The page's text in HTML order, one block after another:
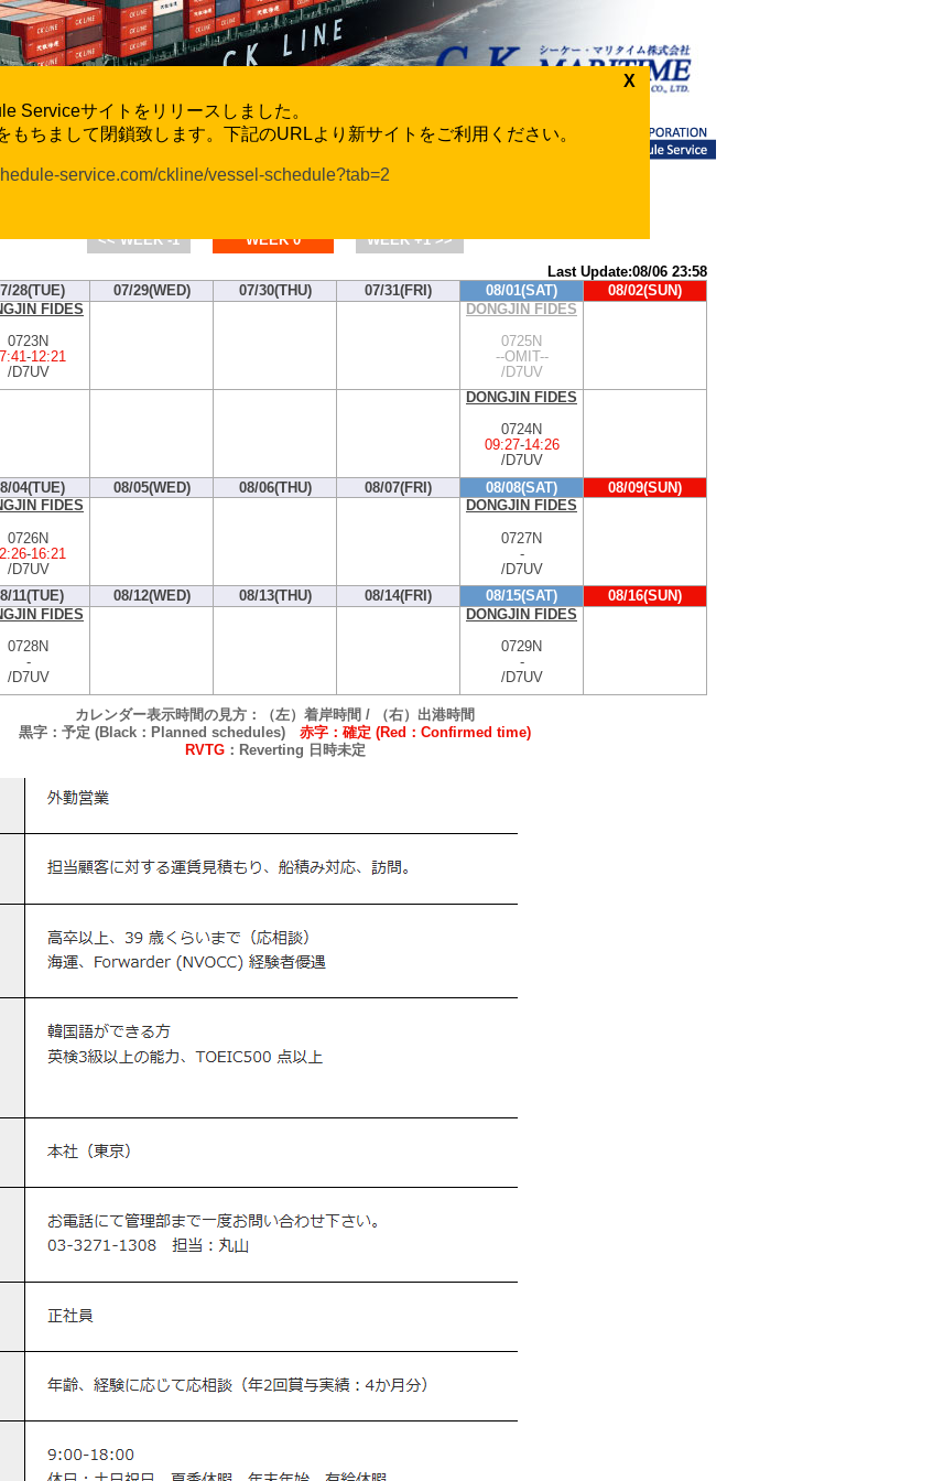
X
Serviceサイトをリリースしました。
もちまして閉鎖致します。下記のURLより新サイトをご利用ください。
service.com/ckline/vessel-schedule?tab=2
CK Line Vessel Movement and Exchange Rate
<< WEEK -1 WEEK 0
WEEK +1 >>
Last Update:08/06 23:58
28(TUE) 07/29(WED) 07/30(THU) 07/31(FRI) 08/01(SAT)
08/02(SUN)
FIDES
0723N
-12:21
/D7UV
DONGJIN FIDES
0725N
--OMIT--
/D7UV
DONGJIN FIDES
0724N
09:27-14:26
/D7UV
04(TUE) 08/05(WED) 08/06(THU) 08/07(FRI) 08/08(SAT)
08/09(SUN)
FIDES
0726N
-16:21
/D7UV
DONGJIN FIDES
0727N
-
/D7UV
11(TUE) 08/12(WED) 08/13(THU) 08/14(FRI) 08/15(SAT)
08/16(SUN)
FIDES
0728N
-
/D7UV
DONGJIN FIDES
0729N
-
/D7UV
カレンダー表示時間の見方：（左）着岸時間 / （右）出港時間
黒字：予定 (Black：Planned schedules) 赤字：確定 (Red：Confirmed time)
RVTG：Reverting 日時未定